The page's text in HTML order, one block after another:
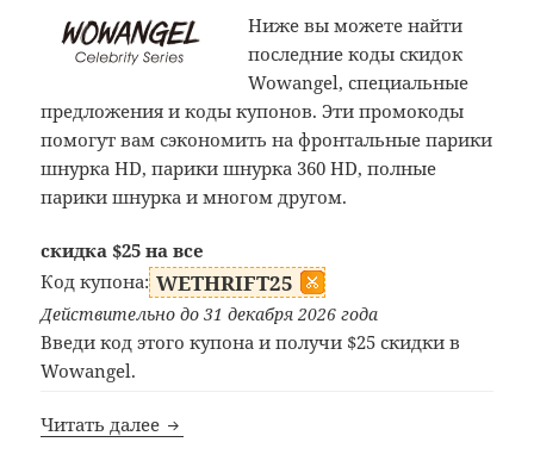
Ниже вы можете найти
последние коды скидок
Wowangel, специальные
предложения и коды купонов. Эти промокоды
помогут вам сэкономить на фронтальные парики
шнурка HD, парики шнурка 360 HD, полные
парики шнурка и многом другом.
скидка $25 на все
Код купона: WETHRIFT25
Действительно до 31 декабря 2026 года
Введи код этого купона и получи $25 скидки в
Wowangel.
Читать далее Промокод Wowangel